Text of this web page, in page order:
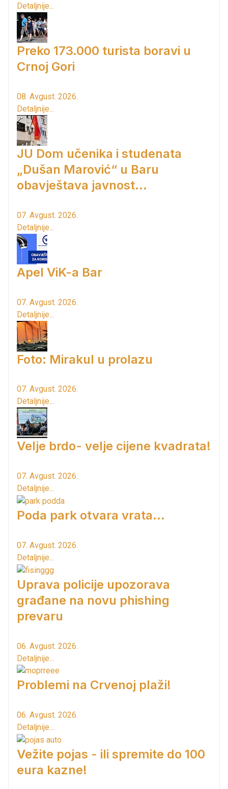
Detaljnije...
Preko 173.000 turista boravi u
Crnoj Gori
08. Avgust. 2026.
Detaljnije...
JU Dom učenika i studenata
„Dušan Marović“ u Baru
obavještava javnost...
07. Avgust. 2026.
Detaljnije...
Apel ViK-a Bar
07. Avgust. 2026.
Detaljnije...
Foto: Mirakul u prolazu
07. Avgust. 2026.
Detaljnije...
Velje brdo- velje cijene kvadrata!
07. Avgust. 2026.
Detaljnije...
Poda park otvara vrata...
07. Avgust. 2026.
Detaljnije...
Uprava policije upozorava
građane na novu phishing
prevaru
06. Avgust. 2026.
Detaljnije...
Problemi na Crvenoj plaži!
06. Avgust. 2026.
Detaljnije...
Vežite pojas - ili spremite do 100
eura kazne!